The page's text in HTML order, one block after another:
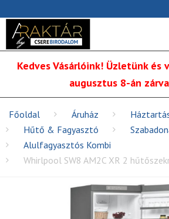
Ügyfélszolgálat: H-P:
06/1 255-
Kedves Vásárlóink! Üzletünk és
augusztus 8-án
Főoldal Áruház
Hűtő & Fagyasztó
Alulfagyasztós Kombi
Whirlpool SW8 AM2C XR 2